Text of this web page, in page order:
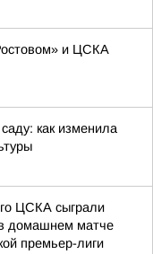
и ЦСКА
как изменила
ЦСКА сыграли
домашнем матче
премьер-лиги